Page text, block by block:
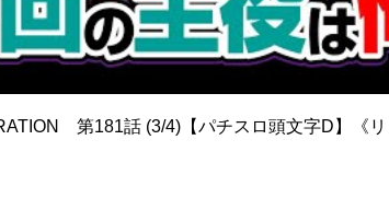
第181話 (3/4)【パチスロ頭文字D】《リ